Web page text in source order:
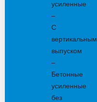
усиленные
–
С
вертикальным
выпуском
–
Бетонные
усиленные
без